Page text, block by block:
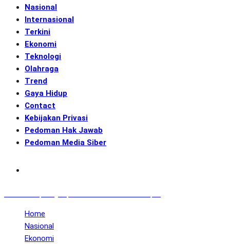
Nasional
Internasional
Terkini
Ekonomi
Teknologi
Olahraga
Trend
Gaya Hidup
Contact
Kebijakan Privasi
Pedoman Hak Jawab
Pedoman Media Siber
Home
Nasional
Ekonomi